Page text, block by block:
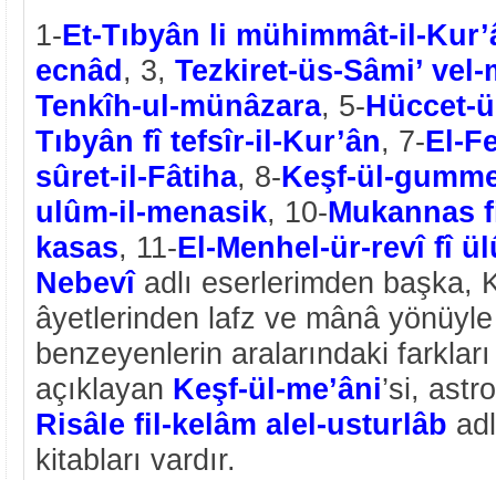
1-Et-Tıbyân li mühimmât-il-
ecnâd, 3, Tezkiret-üs-Sâmi’
Tenkîh-ul-münâzara, 5-Hüccet-
Tıbyân fî tefsîr-il-Kur’ân, 7-El-
sûret-il-Fâtiha, 8-Keşf-ül-
ulûm-il-menasik, 10-Mukannas
kasas, 11-El-Menhel-ür-revî fî
Nebevîadlı eserlerimden başka,
âyetlerinden lafz ve mânâ
benzeyenlerin aralarındaki
açıklayan Keşf-ül-me’âni’si,
Risâle fil-kelâm alel-usturlâb
kitabları vardır.